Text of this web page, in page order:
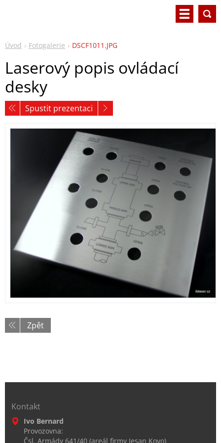
Úvod Fotogalerie DSCF1011.JPG
Laserový popis ovládací
desky
Spustit prezentaci
Zpět
Kontakt
Ivo Bernard
Provozovna:
Čsl. Armády 641/40 (areál firmy Jesan Kovo)